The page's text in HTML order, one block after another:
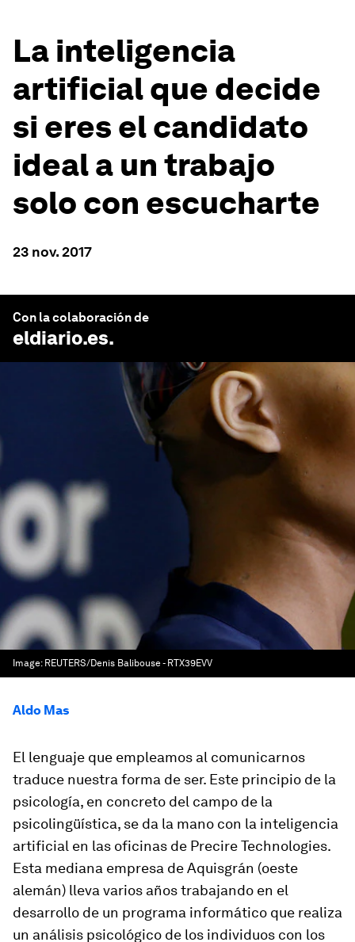
La inteligencia
artificial que decide
si eres el candidato
ideal a un trabajo
solo con escucharte
23 nov. 2017
Con la colaboración de
eldiario.es.
Image: REUTERS/Denis Balibouse - RTX39EVV
Aldo Mas
El lenguaje que empleamos al comunicarnos
traduce nuestra forma de ser. Este principio de la
psicología, en concreto del campo de la
psicolingüística, se da la mano con la inteligencia
artificial en las oficinas de Precire Technologies.
Esta mediana empresa de Aquisgrán (oeste
alemán) lleva varios años trabajando en el
desarrollo de un programa informático que realiza
un análisis psicológico de los individuos con los